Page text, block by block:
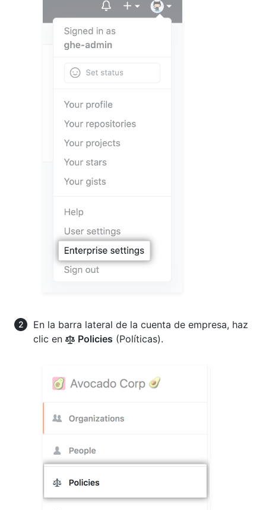
En la barra lateral de la cuenta de empresa, haz
clic en
Policies (Políticas).